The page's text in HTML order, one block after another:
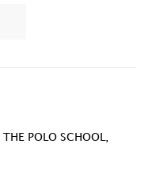
THE POLO SCHOOL